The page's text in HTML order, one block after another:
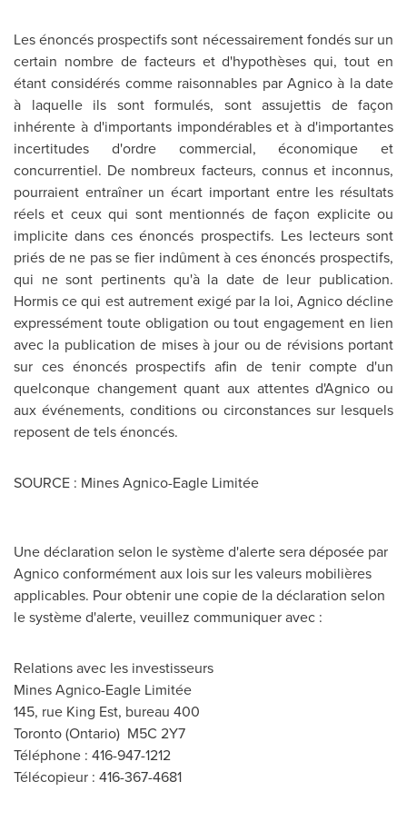
Les énoncés prospectifs sont nécessairement fondés sur un
certain nombre de facteurs et d'hypothèses qui, tout en
étant considérés comme raisonnables par Agnico à la date
à laquelle ils sont formulés, sont assujettis de façon
inhérente à d'importants impondérables et à d'importantes
incertitudes d'ordre commercial, économique et
concurrentiel. De nombreux facteurs, connus et inconnus,
pourraient entraîner un écart important entre les résultats
réels et ceux qui sont mentionnés de façon explicite ou
implicite dans ces énoncés prospectifs. Les lecteurs sont
priés de ne pas se fier indûment à ces énoncés prospectifs,
qui ne sont pertinents qu'à la date de leur publication.
Hormis ce qui est autrement exigé par la loi, Agnico décline
expressément toute obligation ou tout engagement en lien
avec la publication de mises à jour ou de révisions portant
sur ces énoncés prospectifs afin de tenir compte d'un
quelconque changement quant aux attentes d'Agnico ou
aux événements, conditions ou circonstances sur lesquels
reposent de tels énoncés.
SOURCE : Mines Agnico-Eagle Limitée
Une déclaration selon le système d'alerte sera déposée par
Agnico conformément aux lois sur les valeurs mobilières
applicables. Pour obtenir une copie de la déclaration selon
le système d'alerte, veuillez communiquer avec :
Relations avec les investisseurs
Mines Agnico-Eagle Limitée
145, rue King Est, bureau 400
Toronto (Ontario) M5C 2Y7
Téléphone : 416-947-1212
Télécopieur : 416-367-4681